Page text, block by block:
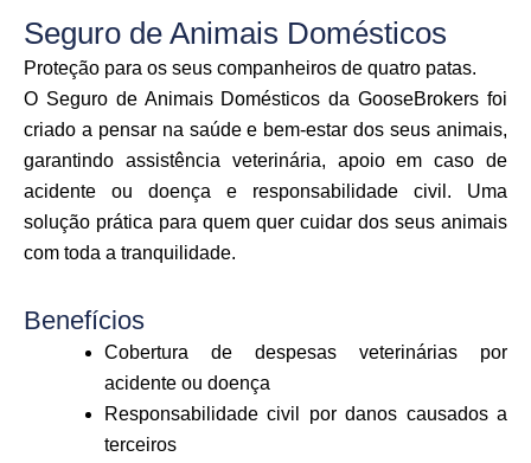
Seguro de Animais Domésticos
Proteção para os seus companheiros de quatro patas.
O Seguro de Animais Domésticos da GooseBrokers foi
criado a pensar na saúde e bem-estar dos seus animais,
garantindo assistência veterinária, apoio em caso de
acidente ou doença e responsabilidade civil. Uma
solução prática para quem quer cuidar dos seus animais
com toda a tranquilidade.
Benefícios
Cobertura de despesas veterinárias por
acidente ou doença
Responsabilidade civil por danos causados a
terceiros